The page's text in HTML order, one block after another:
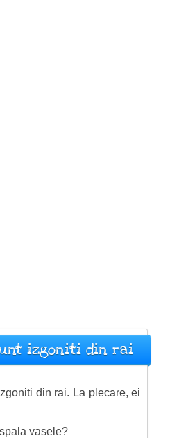
izgoniti din rai
din rai. La plecare, ei
vasele?